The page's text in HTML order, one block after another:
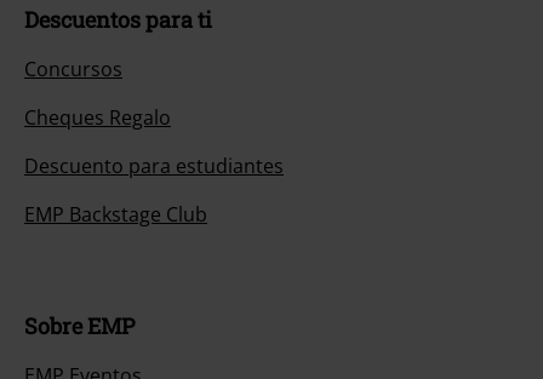
Descuentos para ti
Concursos
Cheques Regalo
Descuento para estudiantes
EMP Backstage Club
Sobre EMP